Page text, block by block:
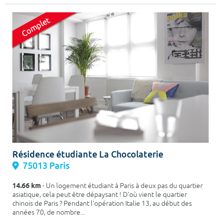
Résidence étudiante La Chocolaterie
75013 Paris
14.66 km- Un logement étudiant à Paris à deux pas du quartier
asiatique, cela peut être dépaysant ! D'où vient le quartier
chinois de Paris ? Pendant l'opération Italie 13, au début des
années 70, de nombre...